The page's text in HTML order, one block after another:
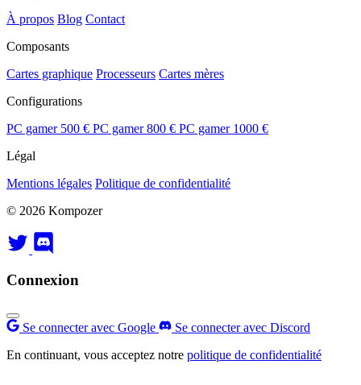
À propos Blog Contact
Composants
Cartes graphique Processeurs Cartes mères
Configurations
PC gamer 500 € PC gamer 800 € PC gamer 1000 €
Légal
Mentions légales Politique de confidentialité
© 2026 Kompozer
Connexion
Se connecter avec Google
Se connecter avec Discord
En continuant, vous acceptez notre politique de confidentialité